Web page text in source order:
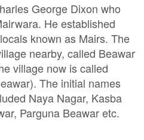
George Dixon who
He established
known as Mairs. The
nearby, called Beawar
village now is called
The initial names
Naya Nagar, Kasba
Parguna Beawar etc.